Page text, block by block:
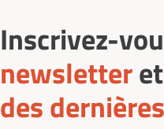
Inscrivez-
newsletter
des